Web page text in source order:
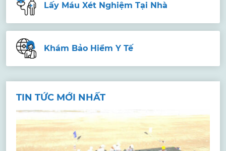
Lấy Máu Xét Nghiệm Tại Nhà
Khám Bảo Hiểm Y Tế
TIN TỨC MỚI NHẤT